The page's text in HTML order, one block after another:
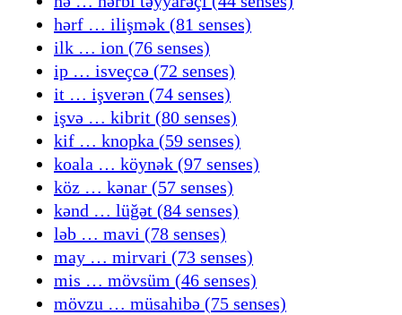
hərf … ilişmək (81 senses)
ilk … ion (76 senses)
ip … isveçcə (72 senses)
it … işverən (74 senses)
işvə … kibrit (80 senses)
kif … knopka (59 senses)
koala … köynək (97 senses)
köz … kənar (57 senses)
kənd … lüğət (84 senses)
ləb … mavi (78 senses)
may … mirvari (73 senses)
mis … mövsüm (46 senses)
mövzu … müsahibə (75 senses)